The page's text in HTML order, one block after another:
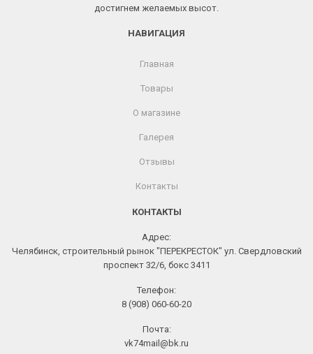
достигнем желаемых высот.
НАВИГАЦИЯ
Главная
Товары
О магазине
Галерея
Отзывы
Контакты
КОНТАКТЫ
Адрес:
Челябинск, строительный рынок "ПЕРЕКРЕСТОК" ул. Свердловский
проспект 32/6, бокс 3411
Телефон:
8 (908) 060-60-20
Почта:
vk74mail@bk.ru